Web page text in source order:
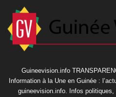
Guineevision.info
Information à la Une en Guinée :
guineevision.info. Infos